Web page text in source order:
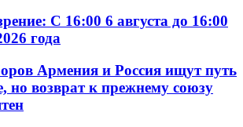
С 16:00 6 августа до 16:00
года
Армения и Россия ищут путь
но возврат к прежнему союзу